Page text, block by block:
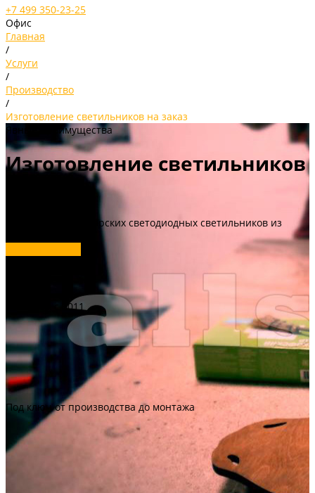
+7 499 350-23-25
Офис
Главная
/
Услуги
/
Производство
/
Изготовление светильников на заказ
Явные преимущества
Изготовление светильников
на заказ
Изготовление авторских светодиодных светильников из
Работаем с 2011
Под ключ от производства до монтажа